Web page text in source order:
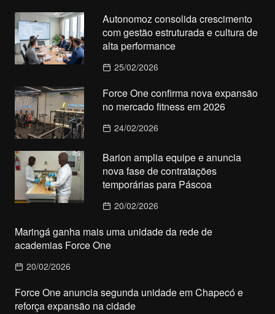
Autonomoz consolida crescimento
com gestão estruturada e cultura de
alta performance
25/02/2026
Force One confirma nova expansão
no mercado fitness em 2026
24/02/2026
Barion amplia equipe e anuncia
nova fase de contratações
temporárias para Páscoa
20/02/2026
Maringá ganha mais uma unidade da rede de
academias Force One
20/02/2026
Force One anuncia segunda unidade em Chapecó e
reforça expansão na cidade